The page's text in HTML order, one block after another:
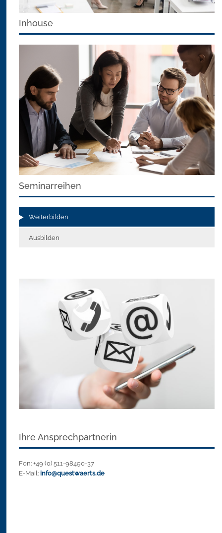
Seminarreihen
Weiterbilden
Ausbilden
Ihre Ansprechpartnerin
Fon: +49 (0) 511-98490-37
E-Mail: info@questwaerts.de
Inhouse